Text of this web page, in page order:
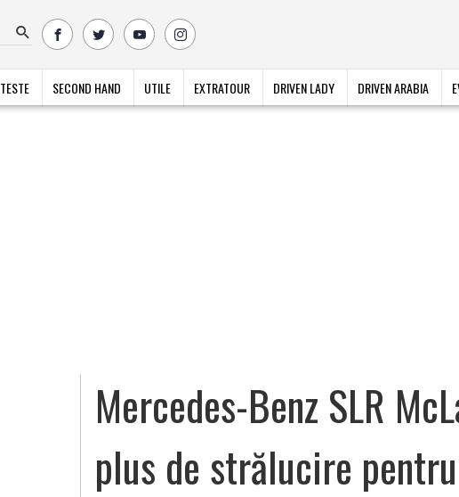
TESTE SECOND HAND UTILE EXTRATOUR DRIVEN LADY DRIVEN ARABIA
Mercedes-Benz SLR
plus de strălucire